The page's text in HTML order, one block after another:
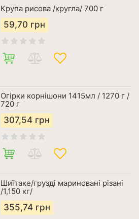
Крупа рисова /кругла/ 700 г
59,70 грн
Огірки корнішони 1415мл / 1270 г /
720 г
307,54 грн
Шиїтаке/грузді мариновані різані
/1,150 кг/
355,74 грн